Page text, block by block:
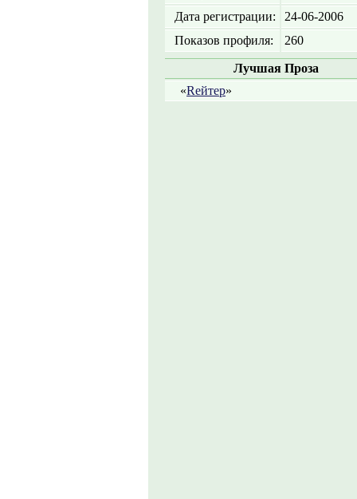
Дата регистрации:
24-06-2006
Показов профиля:
260
Лучшая Проза
«Rейтер»